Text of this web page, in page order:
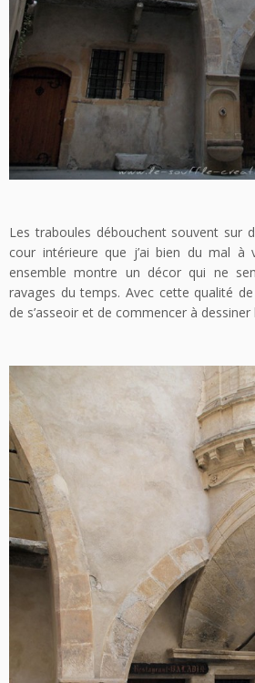
Les traboules débouchent souvent sur
cour intérieure que j’ai bien du mal à
ensemble montre un décor qui ne
ravages du temps. Avec cette qualité
de s’asseoir et de commencer à dessiner